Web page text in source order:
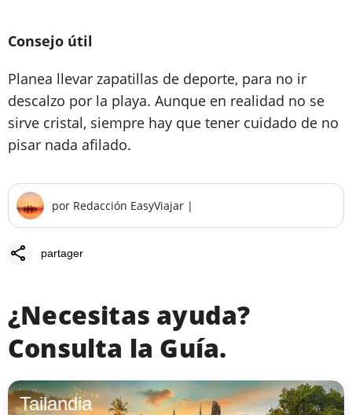
Consejo útil
Planea llevar zapatillas de deporte, para no ir
descalzo por la playa. Aunque en realidad no se
sirve cristal, siempre hay que tener cuidado de no
pisar nada afilado.
por Redacción EasyViajar |
share partager
¿Necesitas ayuda?
Consulta la Guía.
Tailandia